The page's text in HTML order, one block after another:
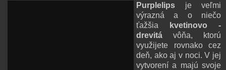
Purplelips je veľmi
výrazná a o niečo
ťažšia
kvetinovo -
drevitá vôňa, ktorú
využijete rovnako cez
deň, ako aj v noci. V jej
vytvorení a majú svoje